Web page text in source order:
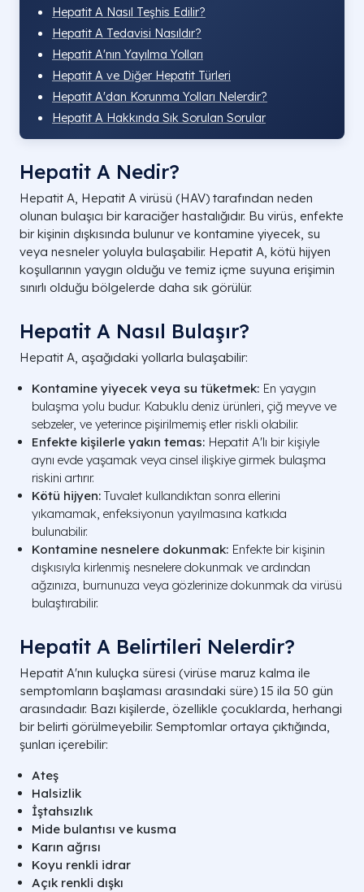
Hepatit A Nasıl Teşhis Edilir?
Hepatit A Tedavisi Nasıldır?
Hepatit A'nın Yayılma Yolları
Hepatit A ve Diğer Hepatit Türleri
Hepatit A'dan Korunma Yolları Nelerdir?
Hepatit A Hakkında Sık Sorulan Sorular
Hepatit A Nedir?
Hepatit A, Hepatit A virüsü (HAV) tarafından neden
olunan bulaşıcı bir karaciğer hastalığıdır. Bu virüs, enfekte
bir kişinin dışkısında bulunur ve kontamine yiyecek, su
veya nesneler yoluyla bulaşabilir. Hepatit A, kötü hijyen
koşullarının yaygın olduğu ve temiz içme suyuna erişimin
sınırlı olduğu bölgelerde daha sık görülür.
Hepatit A Nasıl Bulaşır?
Hepatit A, aşağıdaki yollarla bulaşabilir:
Kontamine yiyecek veya su tüketmek: En yaygın
bulaşma yolu budur. Kabuklu deniz ürünleri, çiğ meyve ve
sebzeler, ve yeterince pişirilmemiş etler riskli olabilir.
Enfekte kişilerle yakın temas: Hepatit A'lı bir kişiyle
aynı evde yaşamak veya cinsel ilişkiye girmek bulaşma
riskini artırır.
Kötü hijyen: Tuvalet kullandıktan sonra ellerini
yıkamamak, enfeksiyonun yayılmasına katkıda
bulunabilir.
Kontamine nesnelere dokunmak: Enfekte bir kişinin
dışkısıyla kirlenmiş nesnelere dokunmak ve ardından
ağzınıza, burnunuza veya gözlerinize dokunmak da virüsü
bulaştırabilir.
Hepatit A Belirtileri Nelerdir?
Hepatit A'nın kuluçka süresi (virüse maruz kalma ile
semptomların başlaması arasındaki süre) 15 ila 50 gün
arasındadır. Bazı kişilerde, özellikle çocuklarda, herhangi
bir belirti görülmeyebilir. Semptomlar ortaya çıktığında,
şunları içerebilir:
Ateş
Halsizlik
İştahsızlık
Mide bulantısı ve kusma
Karın ağrısı
Koyu renkli idrar
Açık renkli dışkı